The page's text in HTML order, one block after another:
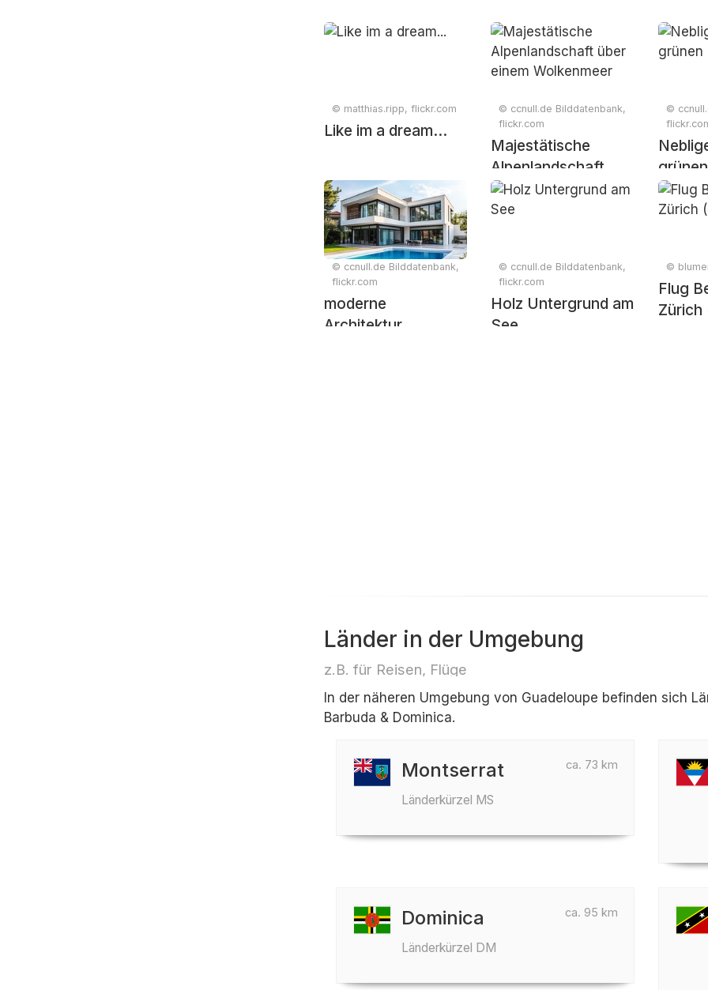
© matthias.ripp, flickr.com
Like im a dream...
© ccnull.de Bilddatenbank,
flickr.com
Majestätische
Alpenlandschaft
über einem
Wolkenmeer
©
© ccnull.de Bilddatenbank,
flickr.com
moderne
Architektur
© ccnull.de Bilddatenbank,
flickr.com
Holz Untergrund am
See
©
Flug
Zürich
Länder in der Umgebung
z.B. für Reisen, Flüge
In der näheren Umgebung von Guadeloupe befinden sich
Barbuda & Dominica.
ca. 73 km
Montserrat
Länderkürzel MS
ca. 95 km
Dominica
Länderkürzel DM